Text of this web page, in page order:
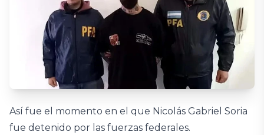
Así fue el momento en el que Nicolás Gabriel Soria
fue detenido por las fuerzas federales.